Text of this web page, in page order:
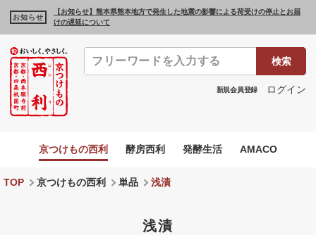
お知らせ
【お知らせ】熊本県熊本地方で発生した地震の影響による荷受けの停止とお届
けの遅延について
検索
新規会員登録 ログイン
京つけもの西利 酵房西利 発酵生活 AMACO
TOP 京つけもの西利 単品 浅漬
浅漬